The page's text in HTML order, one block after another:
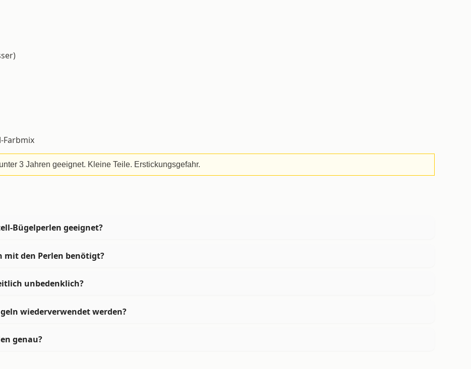
Farbmix
3 Jahren geeignet. Kleine Teile. Erstickungsgefahr.
Bügelperlen geeignet?
mit den Perlen benötigt?
unbedenklich?
wiederverwendet werden?
genau?